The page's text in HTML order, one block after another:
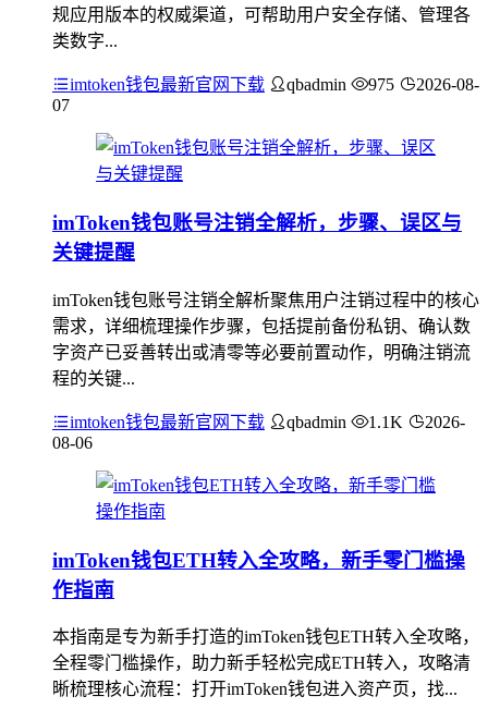
规应用版本的权威渠道，可帮助用户安全存储、管理各
类数字...
imtoken钱包最新官网下载 qbadmin 975
2026-08-
07
imToken钱包账号注销全解析，步骤、误区与
关键提醒
imToken钱包账号注销全解析聚焦用户注销过程中的核心
需求，详细梳理操作步骤，包括提前备份私钥、确认数
字资产已妥善转出或清零等必要前置动作，明确注销流
程的关键...
imtoken钱包最新官网下载 qbadmin 1.1K
2026-
08-06
imToken钱包ETH转入全攻略，新手零门槛操
作指南
本指南是专为新手打造的imToken钱包ETH转入全攻略，
全程零门槛操作，助力新手轻松完成ETH转入，攻略清
晰梳理核心流程：打开imToken钱包进入资产页，找...